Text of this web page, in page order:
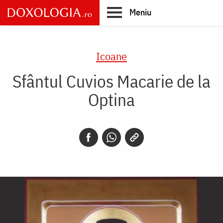
Skip
to
main
Meniu
Icoane
Sfântul Cuvios Macarie de la
Optina